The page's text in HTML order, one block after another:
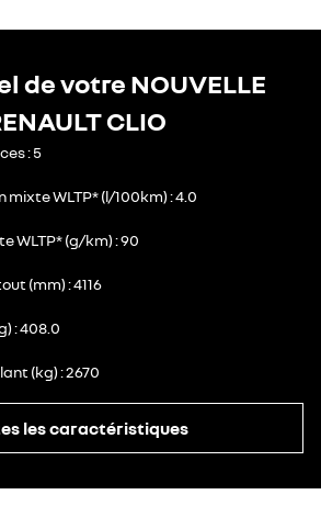
de votre NOUVELLE
CLIO
5
WLTP* (l/100km) 4.0
WLTP* (g/km) 90
(mm) 4116
408.0
(kg) 2670
les caractéristiques